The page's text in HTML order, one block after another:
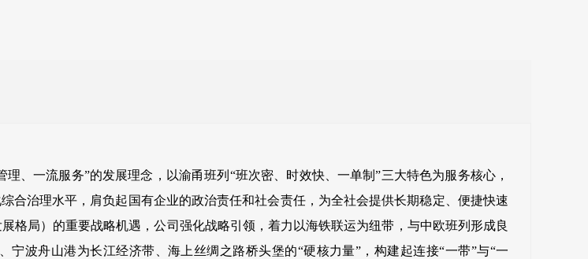
一流服务”的发展理念，以渝甬班列“班次密、时效快、一单制”三大特色为服务核心，
合治理水平，肩负起国有企业的政治责任和社会责任，为全社会提供长期稳定、便捷快速
格局）的重要战略机遇，公司强化战略引领，着力以海铁联运为纽带，与中欧班列形成良
波舟山港为长江经济带、海上丝绸之路桥头堡的“硬核力量”，构建起连接“一带”与“一